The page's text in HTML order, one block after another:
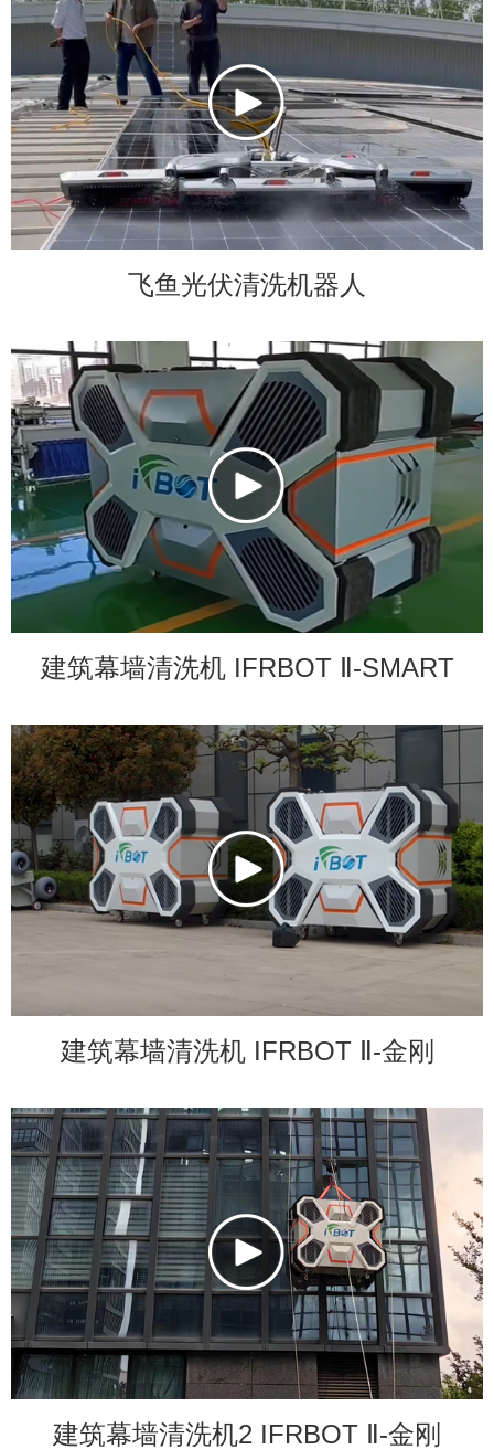
飞鱼光伏清洗机器人
建筑幕墙清洗机 IFRBOT Ⅱ-SMART
建筑幕墙清洗机 IFRBOT Ⅱ-金刚
建筑幕墙清洗机2 IFRBOT Ⅱ-金刚